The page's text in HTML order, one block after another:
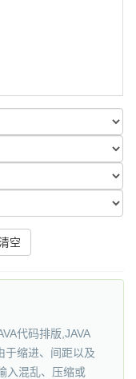
代码排版,JAVA
于缩进、间距以及
入混乱、压缩或